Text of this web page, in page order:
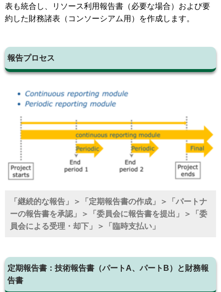
表も統合し、リソース利用報告書（必要な場合）および要
約した財務諸表（コンソーシアム用）を作成します。
報告プロセス
「継続的な報告」＞「定期報告書の作成」＞「パートナ
ーの報告書を承認」＞「委員会に報告書を提出」＞「委
員会による受理・却下」＞「臨時支払い」
定期報告書：技術報告書（パートA、パートB）と財務報
告書